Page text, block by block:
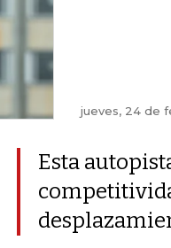
jueves, 24 de
Esta